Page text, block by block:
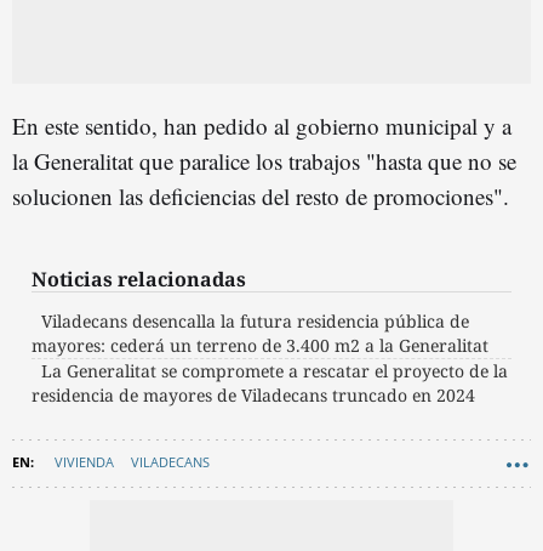
En este sentido, han pedido al gobierno municipal y a
la Generalitat que paralice los trabajos "hasta que no se
solucionen las deficiencias del resto de promociones".
Noticias relacionadas
Viladecans desencalla la futura residencia pública de
mayores: cederá un terreno de 3.400 m2 a la Generalitat
La Generalitat se compromete a rescatar el proyecto de la
residencia de mayores de Viladecans truncado en 2024
VIVIENDA VILADECANS